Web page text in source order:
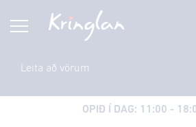
OPIÐ Í DAG: 11:00 -